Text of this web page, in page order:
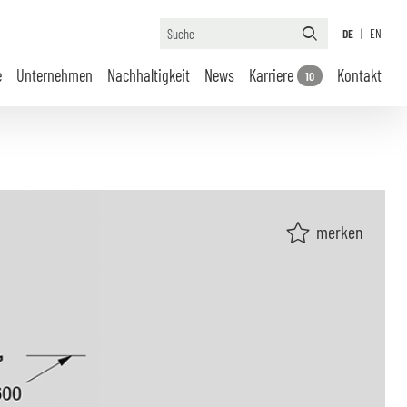
DE | EN
Unternehmen Nachhaltigkeit News Karriere 10 Kontakt
merken